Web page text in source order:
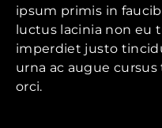
ipsum primis in
luctus lacinia non eu
imperdiet justo
urna ac augue
orci.